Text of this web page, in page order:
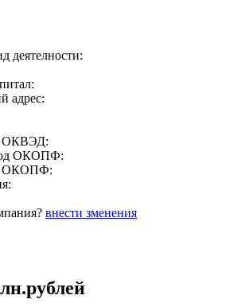
деятелности:
адрес:
ОКВЭД:
ОКОПФ:
ОКОПФ:
внести зменения